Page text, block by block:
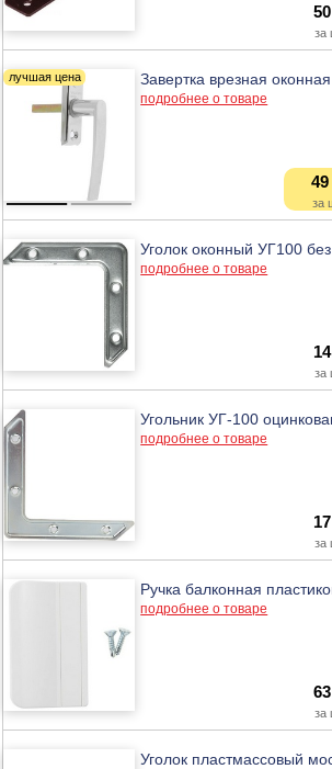
Завертка врезная
подробнее о товаре
Уголок оконный УГ100
подробнее о товаре
Угольник УГ-100
подробнее о товаре
Ручка балконная
подробнее о товаре
Уголок пластмассовый